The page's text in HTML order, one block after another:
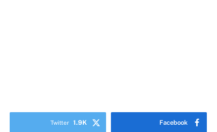
Facebook
Twitter 1.9K